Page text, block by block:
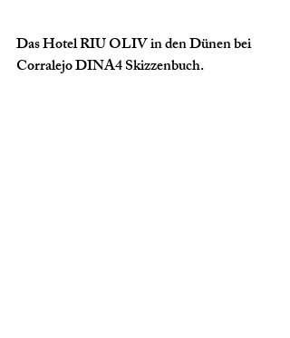
Das Hotel RIU OLIV in den Dünen bei
Corralejo DINA4 Skizzenbuch.